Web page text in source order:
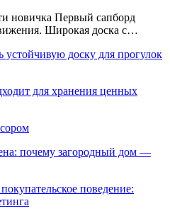
новичка Первый сапборд
Широкая доска с…
доску для прогулок
для хранения ценных
почему загородный дом —
поведение: